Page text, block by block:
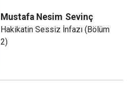
Mustafa Nesim Sevinç
Hakikatin Sessiz İnfazı (Bölüm
2)